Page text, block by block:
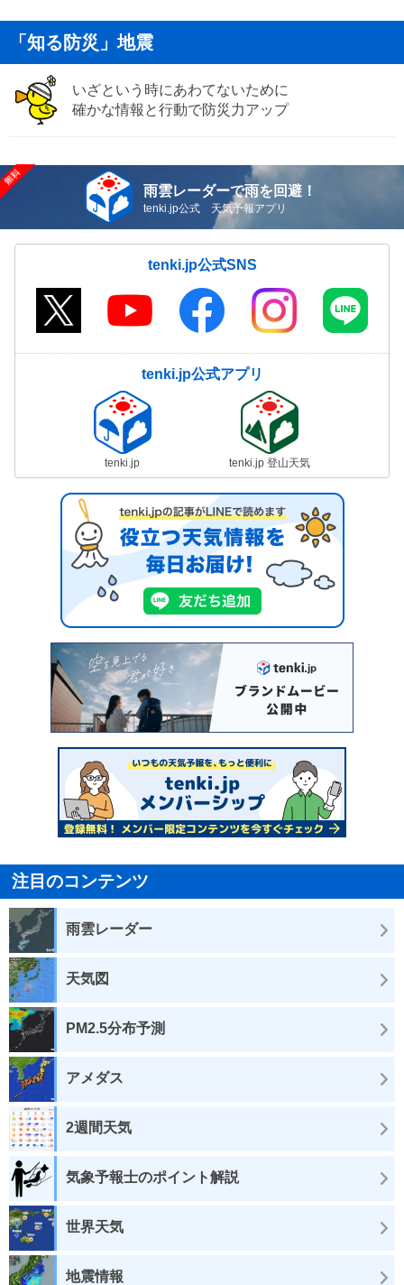
「知る防災」地震
いざという時にあわてないために
確かな情報と行動で防災力アップ
雨雲レーダーで雨を回避！
tenki.jp公式 天気予報アプリ
tenki.jp公式SNS
tenki.jp公式アプリ
tenki.jp tenki.jp 登山天気
注目のコンテンツ
雨雲レーダー
天気図
PM2.5分布予測
アメダス
2週間天気
気象予報士のポイント解説
世界天気
地震情報